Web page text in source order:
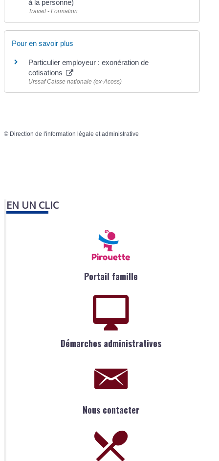
à la personne)
Travail - Formation
Pour en savoir plus
Particulier employeur : exonération de
cotisations
Urssaf Caisse nationale (ex-Acoss)
© Direction de l'information légale et administrative
EN UN CLIC
Portail famille
Démarches administratives
Nous contacter